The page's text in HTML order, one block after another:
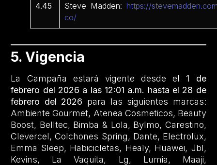
4.45 Steve Madden:https://
co/
5. Vigencia
La Campaña estará vigente desde el
1 de
febrero del 2026 a las 12:01 a.m. hasta el 28 de
febrero del 2026 para las siguientes marcas:
Ambiente Gourmet, Atenea Cosmeticos, Beauty
Boost, Belltec, Bimba & Lola, Bylmo, Carestino,
Clevercel, Colchones Spring, Dante, Electrolux,
Emma Sleep, Habicicletas, Healy, Huawei, Jbl,
Kevins, La Vaquita, Lg, Lumia, Maaji,